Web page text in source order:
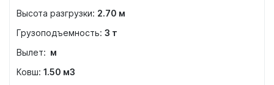
2.70 м
3 т
м
1.50 м3